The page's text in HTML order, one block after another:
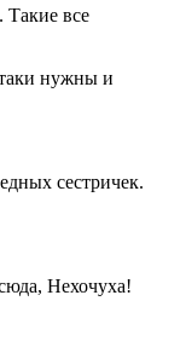
Такие все
нужны и
сестричек.
Нехочуха!